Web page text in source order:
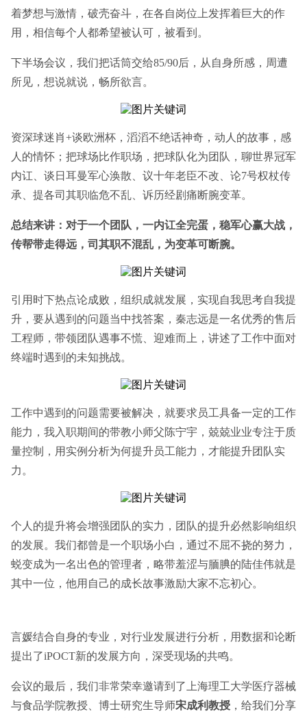
着梦想与激情，破壳奋斗，在各自岗位上发挥着巨大的作
用，相信每个人都希望被认可，被看到。
下半场会议，我们把话筒交给85/90后，从自身所感，周遭
所见，想说就说，畅所欲言。
资深球迷肖+谈欧洲杯，滔滔不绝话神奇，动人的故事，感
人的情怀； 把球场比作职场，把球队化为团队，聊世界冠军
内讧、谈日耳曼军心涣散、议十年老臣不改、论7号权杖传
承、提各司其职临危不乱、诉历经剧痛断腕变革。
总结来讲：对于一个团队，一内讧全完蛋，稳军心赢大战，
传帮带走得远，司其职不混乱，为变革可断腕。
引用时下热点论成败，组织成就发展，实现自我思考自我提
升，要从遇到的问题当中找答案，秦志远是一名优秀的售后
工程师，带领团队遇事不慌、迎难而上，讲述了工作中面对
终端时遇到的未知挑战。
工作中遇到的问题需要被解决，就要求员工具备一定的工作
能力，我入职期间的带教小师父陈宁宇，兢兢业业专注于质
量控制，用实例分析为何提升员工能力，才能提升团队实
力。
个人的提升将会增强团队的实力，团队的提升必然影响组织
的发展。我们都曾是一个职场小白，通过不屈不挠的努力，
蜕变成为一名出色的管理者，略带羞涩与腼腆的陆佳伟就是
其中一位，他用自己的成长故事激励大家不忘初心。
言媛结合自身的专业，对行业发展进行分析，用数据和论断
提出了iPOCT新的发展方向，深受现场的共鸣。
会议的最后，我们非常荣幸邀请到了上海理工大学医疗器械
与食品学院教授、博士研究生导师宋成利教授 ，给我们分享